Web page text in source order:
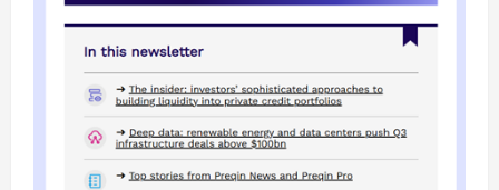
米
国
小
売
売
上
高